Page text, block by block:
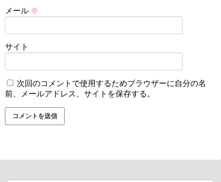
メール ※
サイト
次回のコメントで使用するためブラウザーに自分の名
前、メールアドレス、サイトを保存する。